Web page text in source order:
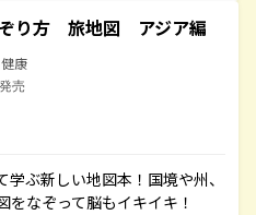
り方 旅地図 アジア編
康
売
ぶ新しい地図本！国境や州、
なぞって脳もイキイキ！